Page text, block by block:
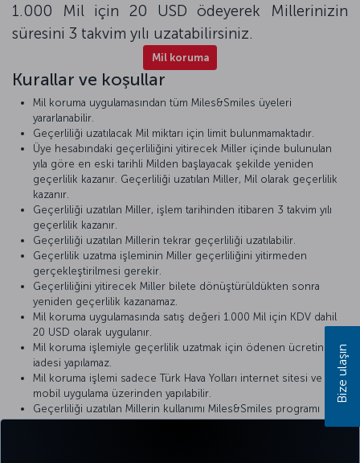
1.000 Mil için 20 USD ödeyerek Millerinizin
süresini 3 takvim yılı uzatabilirsiniz.
Mil koruma
Kurallar ve koşullar
Mil koruma uygulamasından tüm Miles&Smiles üyeleri
yararlanabilir.
Geçerliliği uzatılacak Mil miktarı için limit bulunmamaktadır.
Üye hesabındaki geçerliliğini yitirecek Miller içinde bulunulan
yıla göre en eski tarihli Milden başlayacak şekilde yeniden
geçerlilik kazanır. Geçerliliği uzatılan Miller, Mil olarak geçerlilik
kazanır.
Geçerliliği uzatılan Miller, işlem tarihinden itibaren 3 takvim yılı
geçerlilik kazanır.
Geçerliliği uzatılan Millerin tekrar geçerliliği uzatılabilir.
Geçerlilik uzatma işleminin Miller geçerliliğini yitirmeden
gerçekleştirilmesi gerekir.
Geçerliliğini yitirecek Miller bilete dönüştürüldükten sonra
yeniden geçerlilik kazanamaz.
Mil koruma uygulamasında satış değeri 1.000 Mil için KDV dahil
20 USD olarak uygulanır.
Mil koruma işlemiyle geçerlilik uzatmak için ödenen ücretin
iadesi yapılamaz.
Mil koruma işlemi sadece Türk Hava Yolları internet sitesi ve
mobil uygulama üzerinden yapılabilir.
Geçerliliği uzatılan Millerin kullanımı Miles&Smiles programı
Bize ulaşın